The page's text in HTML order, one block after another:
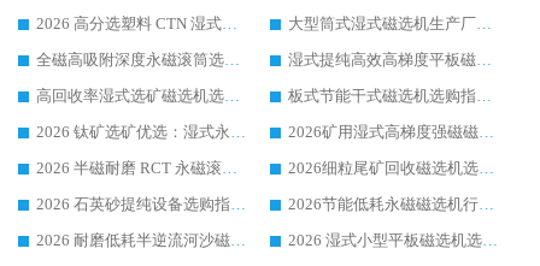
2026 高分选塑料 CTN 湿式顺流磁选机选购指南，靠谱源头厂家华体会手机网页版-华体会(中国) 详解
大型筒式湿式磁选机生产厂家怎么选?华体会手机网页版-华体会(中国) 设备口碑广受行业认可
全磁高吸附深度永磁滚筒选购指南 业内口碑稳定磁电设备生产厂家详细推荐
湿式提纯高效高梯度平板磁选机靠谱设备源头厂商华体会手机网页版-华体会(中国) 综合测评
高回收率湿式选矿磁选机选购指南 业内口碑磁电设备生产厂家实力解析
板式节能干式磁选机选购指南，源头生产厂家华体会手机网页版-华体会(中国) 综合实力可观
2026 钛矿选矿优选：湿式永磁筒式磁选机源头厂家华体会手机网页版-华体会(中国) 综合解析
2026矿用湿式高梯度强磁磁选机选购指南，临朐靠谱磁电生产厂家华体会手机网页版-华体会(中国) 详解
2026 半磁耐磨 RCT 永磁滚筒选购指南，临朐源头生产厂家华体会手机网页版-华体会(中国) 实测分享
2026细粒尾矿回收磁选机选购指南 产业集群优质生产厂家华体会手机网页版-华体会(中国) 解析
2026 石英砂提纯设备选购指南：华体会手机网页版-华体会(中国) 提纯磁选机厂家综合解读
2026节能低耗永磁磁选机行业优选标杆 临朐华体会手机网页版-华体会(中国) 专业生产厂家
2026 耐磨低耗半逆流河沙磁选机选购指南 临朐产业集群源头厂华体会手机网页版-华体会(中国) 详细解析
2026 湿式小型平板磁选机选矿适配设备 临朐华体会手机网页版-华体会(中国) 实体生产厂家直供